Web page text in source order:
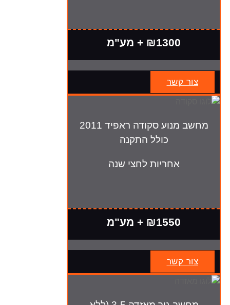
₪1300 + מע"מ
צור קשר
מחשב מנוע סקודה ראפיד 2011
כולל התקנה
אחריות לחצי שנה
₪1550 + מע"מ
צור קשר